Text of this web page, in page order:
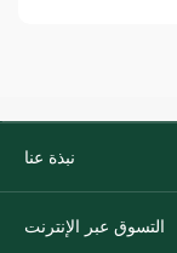
نبذة عنا
التسوق عبر الإنترنت